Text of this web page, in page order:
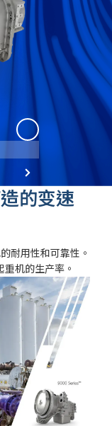
9000 Series
的变速
耐用性和可靠性。
机的生产率。